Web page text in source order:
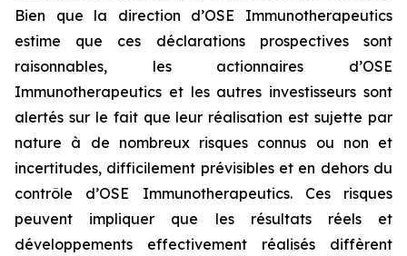
Bien que la direction d’OSE Immunotherapeutics
estime que ces déclarations prospectives sont
raisonnables, les actionnaires d’OSE
Immunotherapeutics et les autres investisseurs sont
alertés sur le fait que leur réalisation est sujette par
nature à de nombreux risques connus ou non et
incertitudes, difficilement prévisibles et en dehors du
contrôle d’OSE Immunotherapeutics. Ces risques
peuvent impliquer que les résultats réels et
développements effectivement réalisés diffèrent